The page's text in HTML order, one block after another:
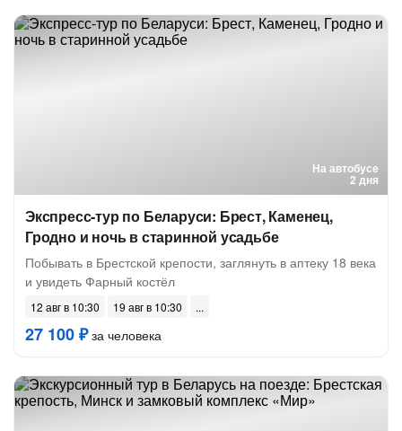
На автобусе
2 дня
Экспресс-тур по Беларуси: Брест, Каменец,
Гродно и ночь в старинной усадьбе
Побывать в Брестской крепости, заглянуть в аптеку 18 века
и увидеть Фарный костёл
12 авг в 10:30 19 авг в 10:30
27 100 ₽за человека